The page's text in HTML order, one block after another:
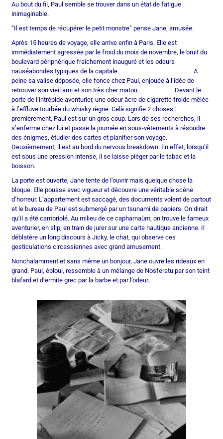
Au bout du fil, Paul semble se trouver dans un état de fatigue
inimaginable.
“Il est temps de récupérer le petit monstre” pense Jane, amusée.
Après 15 heures de voyage, elle arrive enfin à Paris. Elle est
immédiatement agressée par le froid du mois de novembre, le bruit du
boulevard périphérique fraîchement inauguré et les odeurs
nauséabondes typiques de la capitale. A
peine sa valise déposée, elle fonce chez Paul, enjouée à l’idée de
retrouver son vieil ami et son très cher matou. Devant le
porte de l’intrépide aventurier, une odeur âcre de cigarette froide mêlée
à l’effluve tourbée du whisky règne. Celà signifie 2 choses :
premièrement, Paul est sur un gros coup. Lors de ses recherches, il
s’enferme chez lui et passe la journée en sous-vêtements à résoudre
des énigmes, étudier des cartes et planifier son voyage.
Deuxièmement, il est au bord du nervous breakdown. En effet, lorsqu’il
est sous une pression intense, il se laisse piéger par le tabac et la
boisson.
La porte est ouverte, Jane tente de l’ouvrir mais quelque chose la
bloque. Elle pousse avec vigueur et découvre une véritable scène
d’horreur. L’appartement est saccagé, des documents volent de partout
et le bureau de Paul est submergé par un tsunami de papiers. On dirait
qu’il a été cambriolé. Au milieu de ce capharnaüm, on trouve le fameux
aventurier, en slip, en train de jurer sur une carte nautique ancienne. Il
déblatère un long discours à Jicky, le chat, qui observe ces
gesticulations circassiennes avec grand amusement.
Nonchalamment et sans même un bonjour, Jane ouvre les rideaux en
grand. Paul, ébloui, ressemble à un mélange de Nosferatu par son teint
blafard et d’ermite grec par la barbe et par l’odeur.